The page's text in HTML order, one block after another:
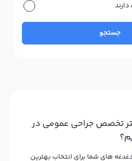
جستجو
تخصص جراحی عمومی در
دغدغه های شما برای انتخاب بهترین